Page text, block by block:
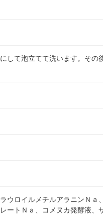
して泡立てて洗います。その
ウロイルメチルアラニンＮａ
トＮａ、コメヌカ発酵液、